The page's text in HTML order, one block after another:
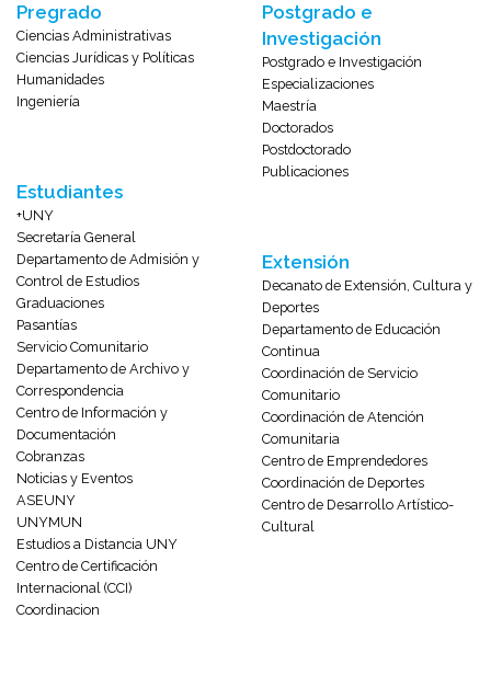
Pregrado
Ciencias Administrativas
Ciencias Jurídicas y Políticas
Humanidades
Ingeniería
Estudiantes
+UNY
Secretaría General
Departamento de Admisión y
Control de Estudios
Graduaciones
Pasantías
Servicio Comunitario
Departamento de Archivo y
Correspondencia
Centro de Información y
Documentación
Cobranzas
Noticias y Eventos
ASEUNY
UNYMUN
Estudios a Distancia UNY
Centro de Certificación
Internacional (CCI)
Coordinacion
Postgrado e
Investigación
Postgrado e Investigación
Especializaciones
Maestría
Doctorados
Postdoctorado
Publicaciones
Extensión
Decanato de Extensión, Cultura y
Deportes
Departamento de Educación
Continua
Coordinación de Servicio
Comunitario
Coordinación de Atención
Comunitaria
Centro de Emprendedores
Coordinación de Deportes
Centro de Desarrollo Artístico-
Cultural